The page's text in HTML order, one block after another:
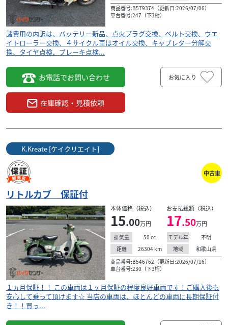
商品番号:B579374（更新日:2026/07/06）
車台番号:247（下3桁）
諸費用の内訳は、バッテリー新品、点火プラグ交換、ベルト交換、ウエ
イトローラー交換、４サイクル車はオイル交換、キャブレター分解交
換、タイヤ点検、ブレーキ点検...
お電話でお問い合わせ
在庫確認・見積依頼
お気に入り
K.Kreate [ケイクリエイト]
中古車
リトルカブ 保証付
本体価格（税込）
15.00万円
お支払総額（税込）
17.50万円
排気量 50 cc モデル年
不明
距離
26304 km 地域
和歌山県
商品番号:B546762（更新日:2026/07/16）
車台番号:230（下3桁）
１ヵ月保証！！ この車両は１ヶ月保証の程度良好車両です！ご購入後も
安心して乗って頂けます☆ 当店の車両は、ほとんどの車両に長期保証付
き！！買っ...